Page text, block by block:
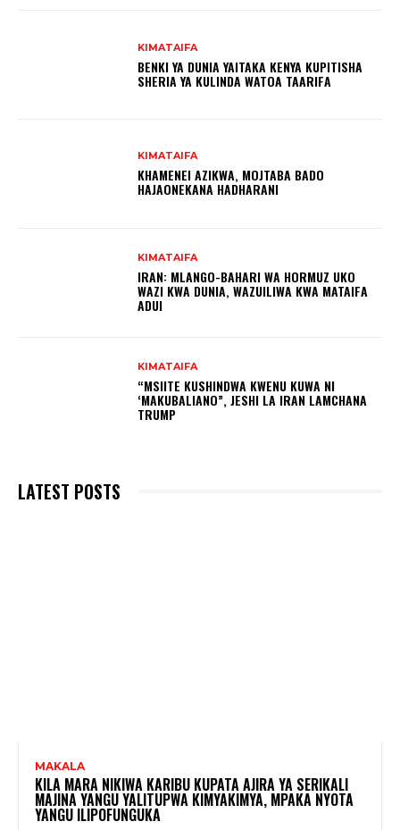
KIMATAIFA
BENKI YA DUNIA YAITAKA KENYA KUPITISHA
SHERIA YA KULINDA WATOA TAARIFA
KIMATAIFA
KHAMENEI AZIKWA, МОЈТАВА ВADO
HAJAONEKANA HADHARANI
KIMATAIFA
IRAN: MLANGO-BAHARI WA HORMUZ UKO
WAZI KWA DUNIA, WAZUILIWA KWA MATAIFA
ADUI
KIMATAIFA
“MSIITE KUSHINDWA KWENU KUWA NI
‘MAKUBALIANO”, JESHI LA IRAN LAMCHANA
TRUMP
LATEST POSTS
MAKALA
KILA MARA NIKIWA KARIBU KUPATA AJIRA YA SERIKALI
MAJINA YANGU YALITUPWA KIMYAKIMYA, MPAKA NYOTA
YANGU ILIPOFUNGUKA